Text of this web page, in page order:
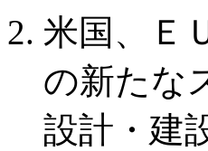
米国、Ｅ
の新たな
設計・建